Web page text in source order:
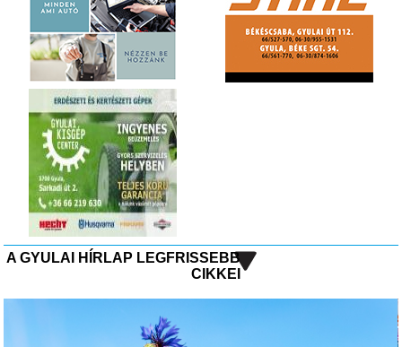
A GYULAI HÍRLAP LEGFRISSEBB
CIKKEI